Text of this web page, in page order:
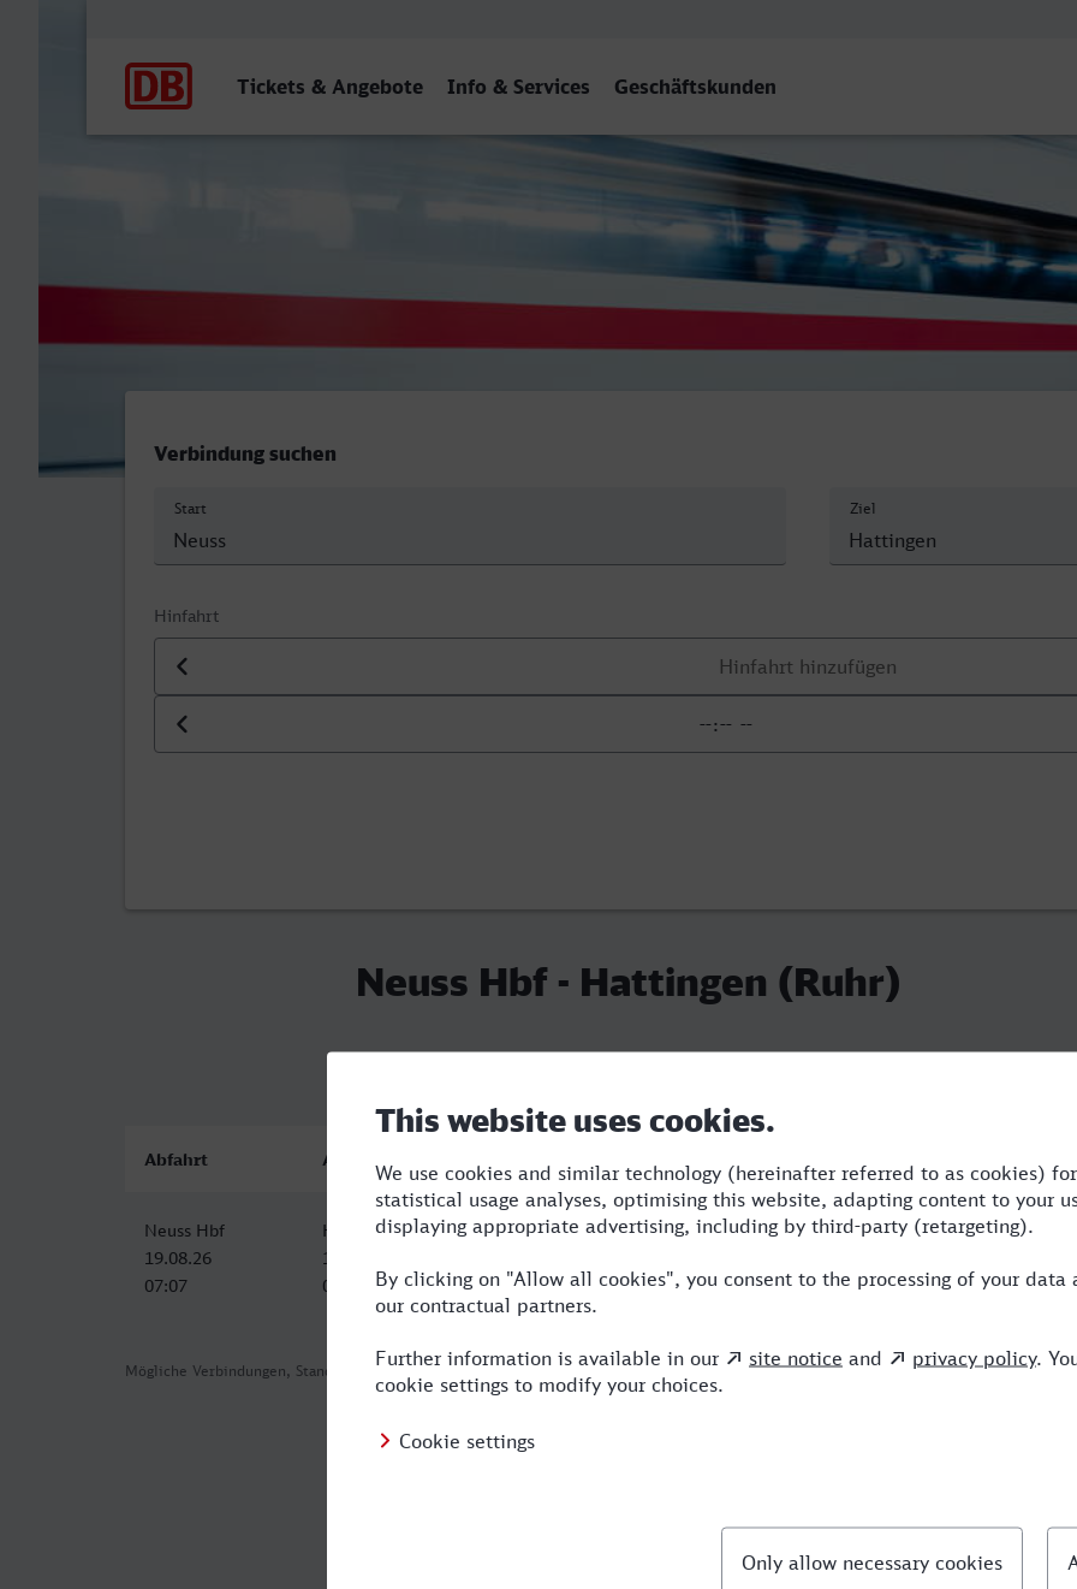
Tickets & Angebote Info & Services Geschäftskunden
Neuss Hbf - Hattingen (Ruhr)
Verbindung suchen
Start Ziel
Hinfahrt
Datum der Hinfahrt
Uhrzeit der Hinfahrt
Neuss Hbf - Hattingen (Ruhr)
Mögliche Verbindungen, Stand: 2026-08-05 12:04
Abfahrt Ankunft
Neuss Hbf
19.08.26
07:07
Hattingen (Ruhr)
19.08.26
08:23
1:16 2 S,NX,ICE